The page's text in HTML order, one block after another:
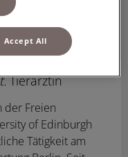
Tierärztin
der Freien
of Edinburgh
Tätigkeit am
Accept All